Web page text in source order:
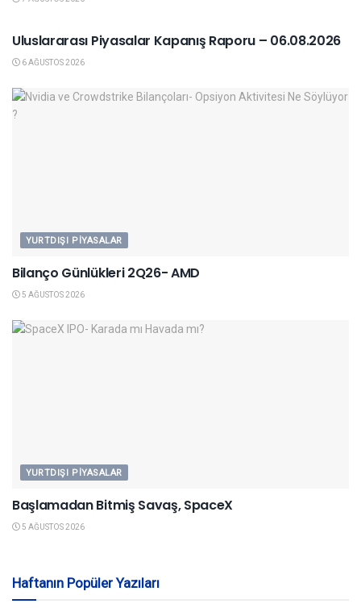
Uluslararası Piyasalar Kapanış Raporu – 06.08.2026
6 AĞUSTOS 2026
YURTDIŞI PIYASALAR
Bilanço Günlükleri 2Q26- AMD
5 AĞUSTOS 2026
YURTDIŞI PIYASALAR
Başlamadan Bitmiş Savaş, SpaceX
5 AĞUSTOS 2026
Haftanın Popüler Yazıları